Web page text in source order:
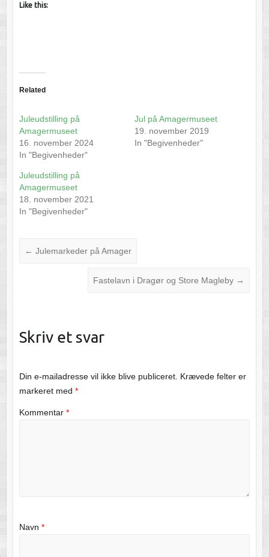
Like this:
Related
Juleudstilling på
Amagermuseet
16. november 2024
In "Begivenheder"
Jul på Amagermuseet
19. november 2019
In "Begivenheder"
Juleudstilling på
Amagermuseet
18. november 2021
In "Begivenheder"
← Julemarkeder på Amager
Fastelavn i Dragør og Store Magleby →
Skriv et svar
Din e-mailadresse vil ikke blive publiceret. Krævede felter er
markeret med *
Kommentar *
Navn *